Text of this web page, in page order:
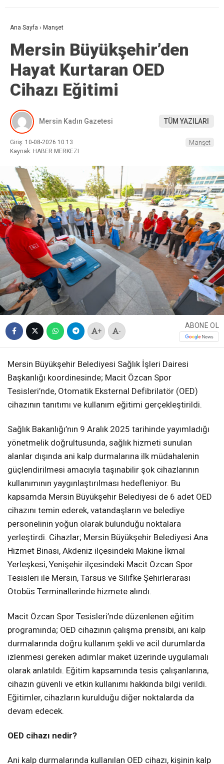
Ana Sayfa › Manşet
Mersin Büyükşehir’den
Hayat Kurtaran OED
Cihazı Eğitimi
Mersin Kadın Gazetesi TÜM YAZILARI
Giriş: 10-08-2026 10:13
Kaynak: HABER MERKEZI
Manşet
+ -
ABONE OL
Mersin Büyükşehir Belediyesi Sağlık İşleri Dairesi
Başkanlığı koordinesinde; Macit Özcan Spor
Tesisleri’nde, Otomatik Eksternal Defibrilatör (OED)
cihazının tanıtımı ve kullanım eğitimi gerçekleştirildi.
Sağlık Bakanlığı’nın 9 Aralık 2025 tarihinde yayımladığı
yönetmelik doğrultusunda, sağlık hizmeti sunulan
alanlar dışında ani kalp durmalarına ilk müdahalenin
güçlendirilmesi amacıyla taşınabilir şok cihazlarının
kullanımının yaygınlaştırılması hedefleniyor. Bu
kapsamda Mersin Büyükşehir Belediyesi de 6 adet OED
cihazını temin ederek, vatandaşların ve belediye
personelinin yoğun olarak bulunduğu noktalara
yerleştirdi. Cihazlar; Mersin Büyükşehir Belediyesi Ana
Hizmet Binası, Akdeniz ilçesindeki Makine İkmal
Yerleşkesi, Yenişehir ilçesindeki Macit Özcan Spor
Tesisleri ile Mersin, Tarsus ve Silifke Şehirlerarası
Otobüs Terminallerinde hizmete alındı.
Macit Özcan Spor Tesisleri’nde düzenlenen eğitim
programında; OED cihazının çalışma prensibi, ani kalp
durmalarında doğru kullanım şekli ve acil durumlarda
izlenmesi gereken adımlar maket üzerinde uygulamalı
olarak anlatıldı. Eğitim kapsamında tesis çalışanlarına,
cihazın güvenli ve etkin kullanımı hakkında bilgi verildi.
Eğitimler, cihazların kurulduğu diğer noktalarda da
devam edecek.
OED cihazı nedir?
Ani kalp durmalarında kullanılan OED cihazı, kişinin kalp